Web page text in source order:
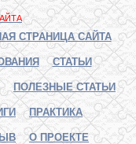
СТРАНИЦА САЙТА
СТАТЬИ
ПОЛЕЗНЫЕ СТАТЬИ
ПРАКТИКА
О ПРОЕКТЕ